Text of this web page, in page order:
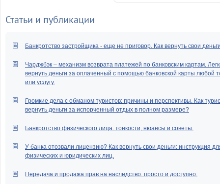
полностью, что происходит
Порядок расторжения брака
гражданином РФ и
ребенка
брака претендовать на
Какой перечень документов
суд?
Статьи и публикации
Банкротство застройщика - еще не приговор. Как вернуть свои
Чарджбэк – механизм возврата платежей по банковским картам.
вернуть деньги за оплаченный с помощью банковской карты любой
или услугу.
Громкие дела с обманом туристов: причины и перспективы. Как
вернуть деньги за испорченный отдых в полном размере?
Банкротство физического лица: тонкости, нюансы и советы.
У банка отозвали лицензию? Как вернуть свои деньги: инструкция
физических и юридических лиц.
Передача и продажа прав на наследство: просто и доступно.